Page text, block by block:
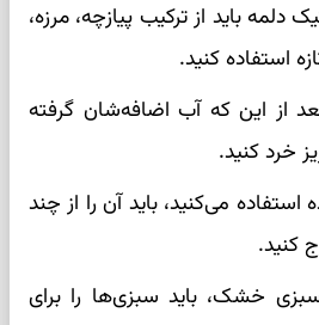
باید از ترکیب پیازچه، مرزه،
استفاده کنید.
از این که آب اضافه‌شان گرفته
خرد کنید.
می‌کنید، باید آن را از چند
کنید.
خشک، باید سبزی‌ها را برای